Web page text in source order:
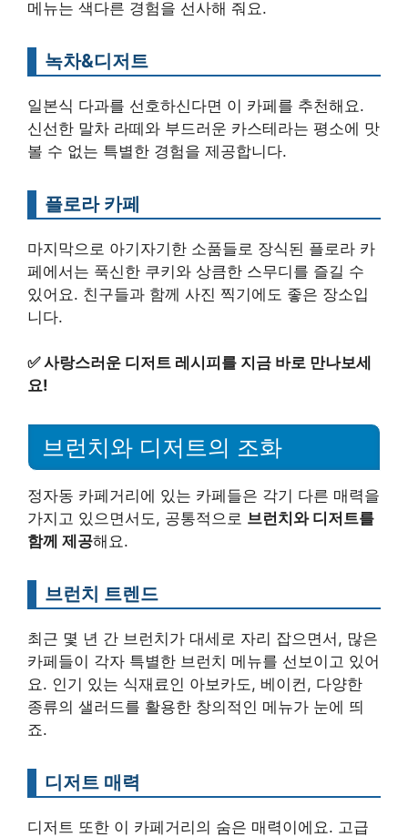
메뉴는 색다른 경험을 선사해 줘요.
녹차&디저트
일본식 다과를 선호하신다면 이 카페를 추천해요.
신선한 말차 라떼와 부드러운 카스테라는 평소에 맛
볼 수 없는 특별한 경험을 제공합니다.
플로라 카페
마지막으로 아기자기한 소품들로 장식된 플로라 카
페에서는 푹신한 쿠키와 상큼한 스무디를 즐길 수
있어요. 친구들과 함께 사진 찍기에도 좋은 장소입
니다.
✅사랑스러운 디저트 레시피를 지금 바로 만나보세
요!
브런치와 디저트의 조화
정자동 카페거리에 있는 카페들은 각기 다른 매력을
가지고 있으면서도, 공통적으로 브런치와 디저트를
함께 제공해요.
브런치 트렌드
최근 몇 년 간 브런치가 대세로 자리 잡으면서, 많은
카페들이 각자 특별한 브런치 메뉴를 선보이고 있어
요. 인기 있는 식재료인 아보카도, 베이컨, 다양한
종류의 샐러드를 활용한 창의적인 메뉴가 눈에 띄
죠.
디저트 매력
디저트 또한 이 카페거리의 숨은 매력이에요. 고급